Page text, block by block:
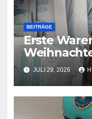
BEITRÄGE
Erste
JULI 29, 2026